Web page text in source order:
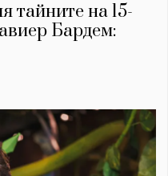
тайните на 15-
Бардем: